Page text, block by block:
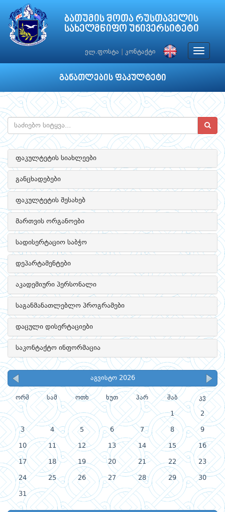
ბათუმის შოთა რუსთაველის
სახელმწიფო უნივერსიტეტი
ელ.ფოსტა კონტაქტი
Toggle
განათლების ფაკულტეტი
ფაკულტეტის სიახლეები
განცხადებები
ფაკულტეტის შესახებ
მართვის ორგანოები
სადისერტაციო საბჭო
დეპარტამენტები
აკადემიური პერსონალი
საგანმანათლებლო პროგრამები
დაცული დისერტაციები
საკონტაქტო ინფორმაცია
აგვისტო 2026
ორშ სამ ოთხ ხუთ პარ შაბ კვ
1 2
3 4 5 6 7 8 9
10 11 12 13 14 15 16
17 18 19 20 21 22 23
24 25 26 27 28 29 30
31